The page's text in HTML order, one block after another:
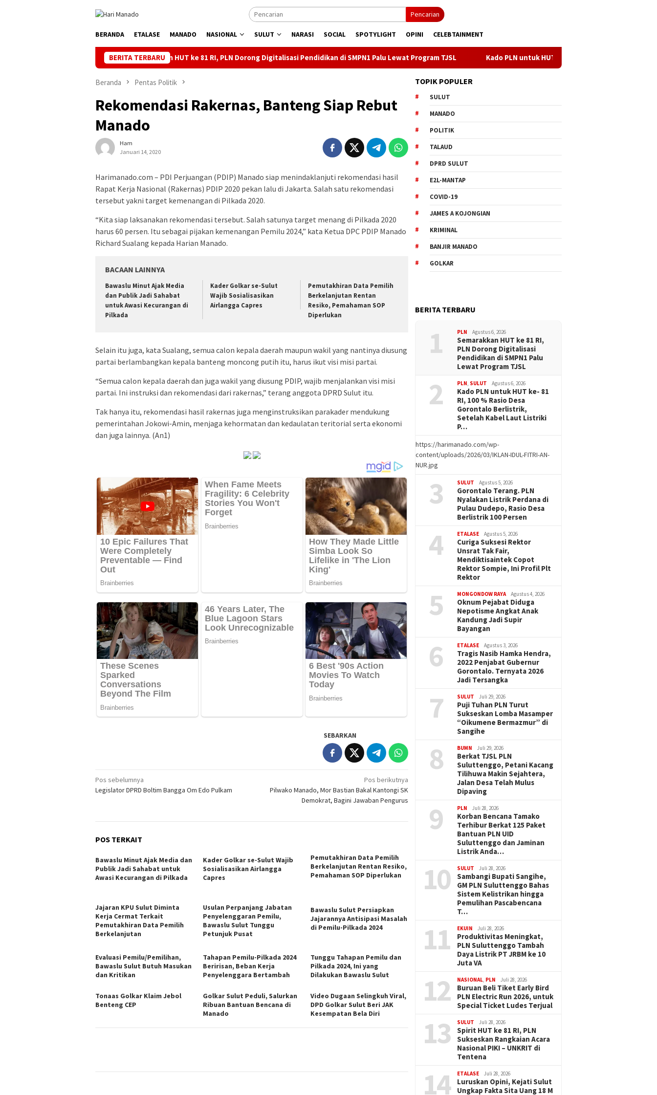
Pencarian
BERANDA ETALASE MANADO NASIONAL SULUT NARASI SOCIAL SPOTYLIGHT OPINI CELEBTAINMENT
BERITA TERBARU
Semarakkan HUT ke 81 RI, PLN Dorong Digitalisasi Pendidikan di SMPN1 Palu Lewat Program TJSL Kado PLN untuk HUT ke- 81 RI, 100 % Rasio Desa Gorontalo
Beranda Pentas Politik
Rekomendasi Rakernas, Banteng Siap Rebut
Manado
Ham
Januari 14, 2020
Harimanado.com – PDI Perjuangan (PDIP) Manado siap menindaklanjuti rekomendasi hasil
Rapat Kerja Nasional (Rakernas) PDIP 2020 pekan lalu di Jakarta. Salah satu rekomendasi
tersebut yakni target kemenangan di Pilkada 2020.
“Kita siap laksanakan rekomendasi tersebut. Salah satunya target menang di Pilkada 2020
harus 60 persen. Itu sebagai pijakan kemenangan Pemilu 2024,” kata Ketua DPC PDIP Manado
Richard Sualang kepada Harian Manado.
BACAAN LAINNYA
Bawaslu Minut Ajak Media
dan Publik Jadi Sahabat
untuk Awasi Kecurangan di
Pilkada
Kader Golkar se-Sulut
Wajib Sosialisasikan
Airlangga Capres
Pemutakhiran Data Pemilih
Berkelanjutan Rentan
Resiko, Pemahaman SOP
Diperlukan
Selain itu juga, kata Sualang, semua calon kepala daerah maupun wakil yang nantinya diusung
partai berlambangkan kepala banteng moncong putih itu, harus ikut visi misi partai.
“Semua calon kepala daerah dan juga wakil yang diusung PDIP, wajib menjalankan visi misi
partai. Ini instruksi dan rekomendasi dari rakernas,” terang anggota DPRD Sulut itu.
Tak hanya itu, rekomendasi hasil rakernas juga menginstruksikan parakader mendukung
pemerintahan Jokowi-Amin, menjaga kehormatan dan kedaulatan teritorial serta ekonomi
dan juga lainnya. (An1)
SEBARKAN
Navigasi
pos
Pos sebelumnya
Legislator DPRD Boltim Bangga Om Edo Pulkam
Pos berikutnya
Pilwako Manado, Mor Bastian Bakal Kantongi SK
Demokrat, Bagini Jawaban Pengurus
POS TERKAIT
Bawaslu Minut Ajak Media dan
Publik Jadi Sahabat untuk
Awasi Kecurangan di Pilkada
Kader Golkar se-Sulut Wajib
Sosialisasikan Airlangga
Capres
Pemutakhiran Data Pemilih
Berkelanjutan Rentan Resiko,
Pemahaman SOP Diperlukan
Jajaran KPU Sulut Diminta
Kerja Cermat Terkait
Pemutakhiran Data Pemilih
Berkelanjutan
Usulan Perpanjang Jabatan
Penyelenggaran Pemilu,
Bawaslu Sulut Tunggu
Petunjuk Pusat
Bawaslu Sulut Persiapkan
Jajarannya Antisipasi Masalah
di Pemilu-Pilkada 2024
Evaluasi Pemilu/Pemilihan,
Bawaslu Sulut Butuh Masukan
dan Kritikan
Tahapan Pemilu-Pilkada 2024
Beririsan, Beban Kerja
Penyelenggara Bertambah
Tunggu Tahapan Pemilu dan
Pilkada 2024, Ini yang
Dilakukan Bawaslu Sulut
Tonaas Golkar Klaim Jebol
Benteng CEP
Golkar Sulut Peduli, Salurkan
Ribuan Bantuan Bencana di
Manado
Video Dugaan Selingkuh Viral,
DPD Golkar Sulut Beri JAK
Kesempatan Bela Diri
TOPIK POPULER
SULUT
MANADO
POLITIK
TALAUD
DPRD SULUT
E2L-MANTAP
COVID-19
JAMES A KOJONGIAN
KRIMINAL
BANJIR MANADO
GOLKAR
BERITA TERBARU
1 PLN Agustus 6, 2026
Semarakkan HUT ke 81 RI,
PLN Dorong Digitalisasi
Pendidikan di SMPN1 Palu
Lewat Program TJSL
2 PLN, SULUT Agustus 6, 2026
Kado PLN untuk HUT ke- 81
RI, 100 % Rasio Desa
Gorontalo Berlistrik,
Setelah Kabel Laut Listriki
P…
https://harimanado.com/wp-
content/uploads/2026/03/IKLAN-IDUL-FITRI-AN-
NUR.jpg
3 SULUT Agustus 5, 2026
Gorontalo Terang. PLN
Nyalakan Listrik Perdana di
Pulau Dudepo, Rasio Desa
Berlistrik 100 Persen
4 ETALASE Agustus 5, 2026
Curiga Suksesi Rektor
Unsrat Tak Fair,
Mendiktisaintek Copot
Rektor Sompie, Ini Profil Plt
Rektor
5 MONGONDOW RAYA Agustus 4, 2026
Oknum Pejabat Diduga
Nepotisme Angkat Anak
Kandung Jadi Supir
Bayangan
6 ETALASE Agustus 3, 2026
Tragis Nasib Hamka Hendra,
2022 Penjabat Gubernur
Gorontalo. Ternyata 2026
Jadi Tersangka
7 SULUT Juli 29, 2026
Puji Tuhan PLN Turut
Sukseskan Lomba Masamper
“Oikumene Bermazmur” di
Sangihe
8 BUMN Juli 29, 2026
Berkat TJSL PLN
Suluttenggo, Petani Kacang
Tilihuwa Makin Sejahtera,
Jalan Desa Telah Mulus
Dipaving
9 PLN Juli 28, 2026
Korban Bencana Tamako
Terhibur Berkat 125 Paket
Bantuan PLN UID
Suluttenggo dan Jaminan
Listrik Anda…
10 SULUT Juli 28, 2026
Sambangi Bupati Sangihe,
GM PLN Suluttenggo Bahas
Sistem Kelistrikan hingga
Pemulihan Pascabencana
T…
11 EKUIN Juli 28, 2026
Produktivitas Meningkat,
PLN Suluttenggo Tambah
Daya Listrik PT JRBM ke 10
Juta VA
12 NASIONAL, PLN Juli 28, 2026
Buruan Beli Tiket Early Bird
PLN Electric Run 2026, untuk
Special Ticket Ludes Terjual
13 SULUT Juli 28, 2026
Spirit HUT ke 81 RI, PLN
Sukseskan Rangkaian Acara
Nasional PIKI – UNKRIT di
Tentena
14 ETALASE Juli 28, 2026
Luruskan Opini, Kejati Sulut
Ungkap Fakta Sita Uang 18 M